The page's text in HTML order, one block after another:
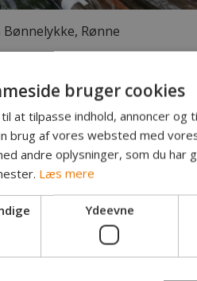
Rønne
med agnfisk
er flådspin med agnfisk..
landings rate).
agnfisk på ca 15 cm...
ud, spinnes en gang
når agnen stiger i vandet.
bruger cookies
at tilpasse indhold, annoncer og
brug af vores websted med
andre oplysninger, som du har
Læs mere
Ydeevne